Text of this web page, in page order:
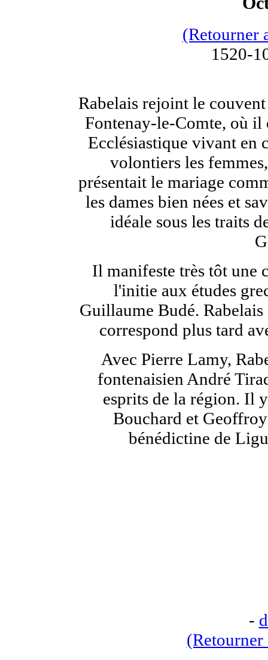
(Retourner
1520-
Rabelais rejoint le
Fontenay-le-Comte, où il
Ecclésiastique vivant en
volontiers les
présentait le mariage
les dames bien nées et
idéale sous les traits
Il manifeste très tôt une
l'initie aux études
Guillaume Budé. Rabelais
correspond plus tard
Avec Pierre Lamy,
fontenaisien André
esprits de la région. Il
Bouchard et
bénédictine de
-
(Retourner